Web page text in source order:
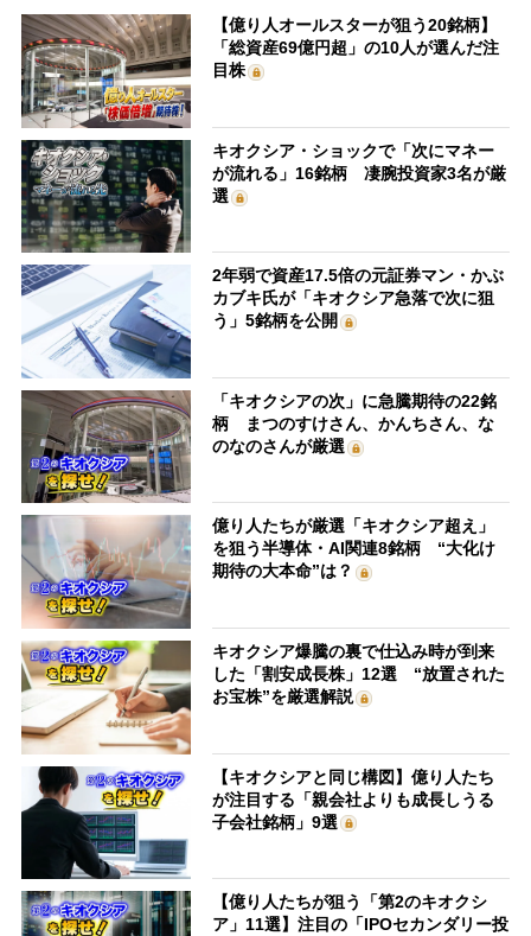
【億り人オールスターが狙う20銘柄】
「総資産69億円超」の10人が選んだ注
目株
キオクシア・ショックで「次にマネー
が流れる」16銘柄 凄腕投資家3名が厳
選
2年弱で資産17.5倍の元証券マン・かぶ
カブキ氏が「キオクシア急落で次に狙
う」5銘柄を公開
「キオクシアの次」に急騰期待の22銘
柄 まつのすけさん、かんちさん、な
のなのさんが厳選
億り人たちが厳選「キオクシア超え」
を狙う半導体・AI関連8銘柄 “大化け
期待の大本命”は？
キオクシア爆騰の裏で仕込み時が到来
した「割安成長株」12選 “放置された
お宝株”を厳選解説
【キオクシアと同じ構図】億り人たち
が注目する「親会社よりも成長しうる
子会社銘柄」9選
【億り人たちが狙う「第2のキオクシ
ア」11選】注目の「IPOセカンダリー投